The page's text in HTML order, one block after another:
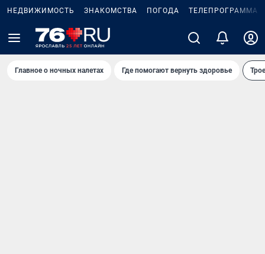
НЕДВИЖИМОСТЬ ЗНАКОМСТВА ПОГОДА ТЕЛЕПРОГРАММА
Главное о ночных налетах Где помогают вернуть здоровье